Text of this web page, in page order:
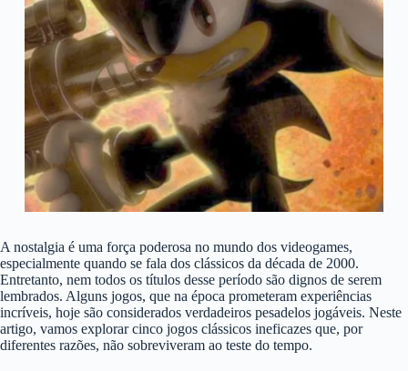
A nostalgia é uma força poderosa no mundo dos videogames,
especialmente quando se fala dos clássicos da década de 2000.
Entretanto, nem todos os títulos desse período são dignos de serem
lembrados. Alguns jogos, que na época prometeram experiências
incríveis, hoje são considerados verdadeiros pesadelos jogáveis. Neste
artigo, vamos explorar cinco jogos clássicos ineficazes que, por
diferentes razões, não sobreviveram ao teste do tempo.